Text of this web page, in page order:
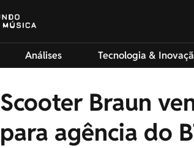
Análises Tecnologia &
Scooter Braun
para agência do